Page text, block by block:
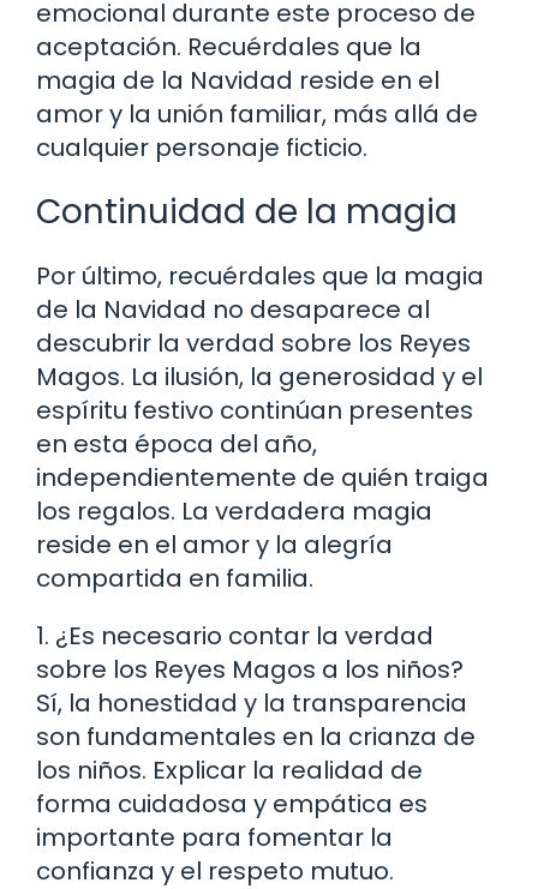
emocional durante este proceso de
aceptación. Recuérdales que la
magia de la Navidad reside en el
amor y la unión familiar, más allá de
cualquier personaje ficticio.
Continuidad de la magia
Por último, recuérdales que la magia
de la Navidad no desaparece al
descubrir la verdad sobre los Reyes
Magos. La ilusión, la generosidad y el
espíritu festivo continúan presentes
en esta época del año,
independientemente de quién traiga
los regalos. La verdadera magia
reside en el amor y la alegría
compartida en familia.
1. ¿Es necesario contar la verdad
sobre los Reyes Magos a los niños?
Sí, la honestidad y la transparencia
son fundamentales en la crianza de
los niños. Explicar la realidad de
forma cuidadosa y empática es
importante para fomentar la
confianza y el respeto mutuo.